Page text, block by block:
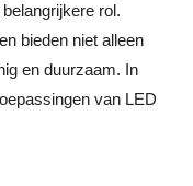
rol.
bieden niet alleen
en duurzaam. In
van LED